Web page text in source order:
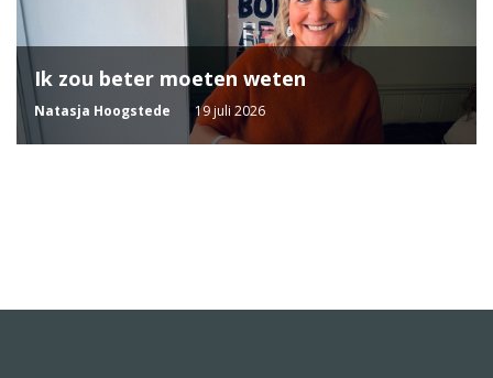
Ik zou beter moeten weten
Natasja Hoogstede 19 juli 2026